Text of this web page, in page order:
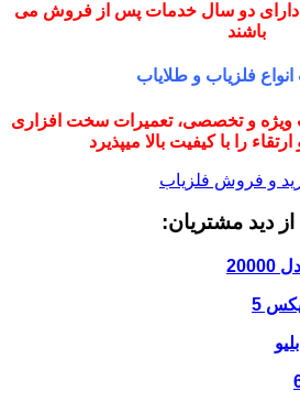
دو سال خدمات پس از فروش می
باشند
انواع فلزیاب و طلایاب
ویژه و تخصصی، تعمیرات سخت افزاری
را با کیفیت بالا میپذیرد
دید مشتریان: